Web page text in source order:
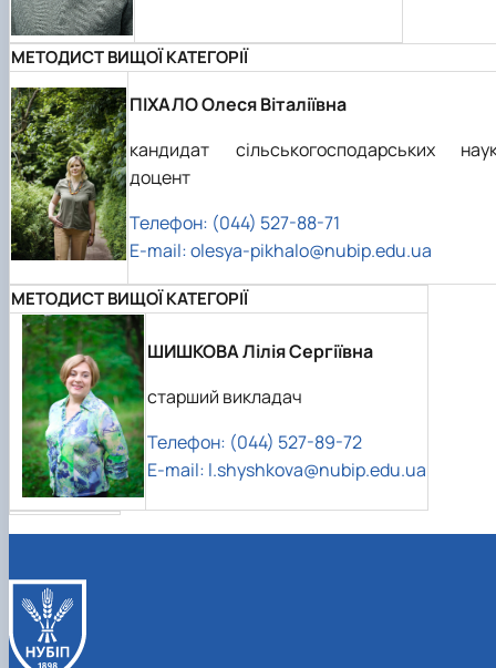
МЕТОДИСТ ВИЩОЇ КАТЕГОРІЇ
ПІХАЛО Олеся Віталіївна
кандидат сільськогосподарських
доцент
Телефон: (044) 527-88-71
E-mail:olesya-pikhalo@nubip.edu.ua
МЕТОДИСТ ВИЩОЇ КАТЕГОРІЇ
ШИШКОВА Лілія Сергіївна
старший викладач
Телефон: (044) 527-89-72
E-mail: l.shyshkova@nubip.edu.ua